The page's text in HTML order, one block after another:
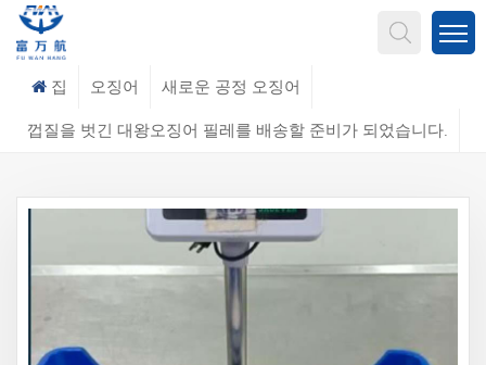
집 오징어 새로운 공정 오징어
껍질을 벗긴 대왕오징어 필레를 배송할 준비가 되었습니다.